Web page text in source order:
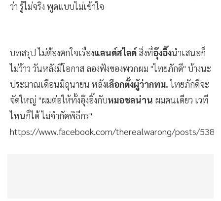
ว่า รู้ไม่จริง พูดแบบไม่เข้าใจ
บทสรุป ไม่ต้องตกใจเรื่องแลนด์สไลด์ สิ่งที่อุ๊งอิ๊งนำเสนอก็
ไม่ว้าว วันหลังมีโอกาส ลองฟังของพวกผม "ไทยภักดี" บ้างนะ
ประมาณเดือนมิถุนายน หลังเลือกตั้งผู้ว่ากทม.ไทยภักดีจะ
จัดใหญ่ "ผมต่อให้ทั้งอุ๊งอิ๊งกับหมอชลน่าน ผมคนเดียว เวที
ไหนก็ได้ ไม่จำกัดพิธีกร"
https://www.facebook.com/therealwarong/posts/